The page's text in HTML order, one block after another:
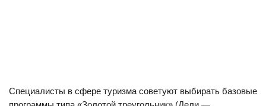
Специалисты в сфере туризма советуют выбирать базовые